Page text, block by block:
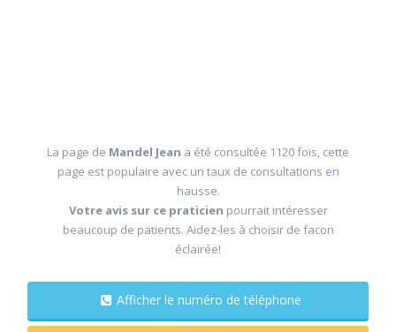
La page de Mandel Jean a été consultée 1120 fois, cette
page est populaire avec un taux de consultations en
hausse.
Votre avis sur ce praticien pourrait intéresser
beaucoup de patients. Aidez-les à choisir de facon
éclairée!
Afficher le numéro de téléphone